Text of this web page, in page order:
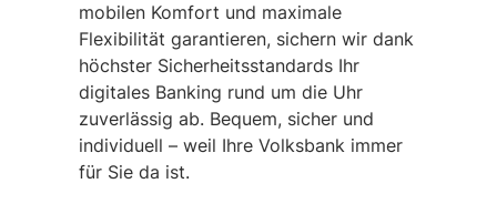
mobilen Komfort und maximale
Flexibilität garantieren, sichern wir dank
höchster Sicherheitsstandards Ihr
digitales Banking rund um die Uhr
zuverlässig ab. Bequem, sicher und
individuell – weil Ihre Volksbank immer
für Sie da ist.